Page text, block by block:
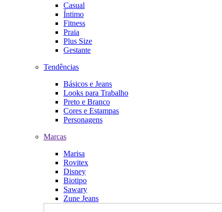
Casual
Íntimo
Fitness
Praia
Plus Size
Gestante
Tendências
Básicos e Jeans
Looks para Trabalho
Preto e Branco
Cores e Estampas
Personagens
Marcas
Marisa
Rovitex
Disney
Biotipo
Sawary
Zune Jeans